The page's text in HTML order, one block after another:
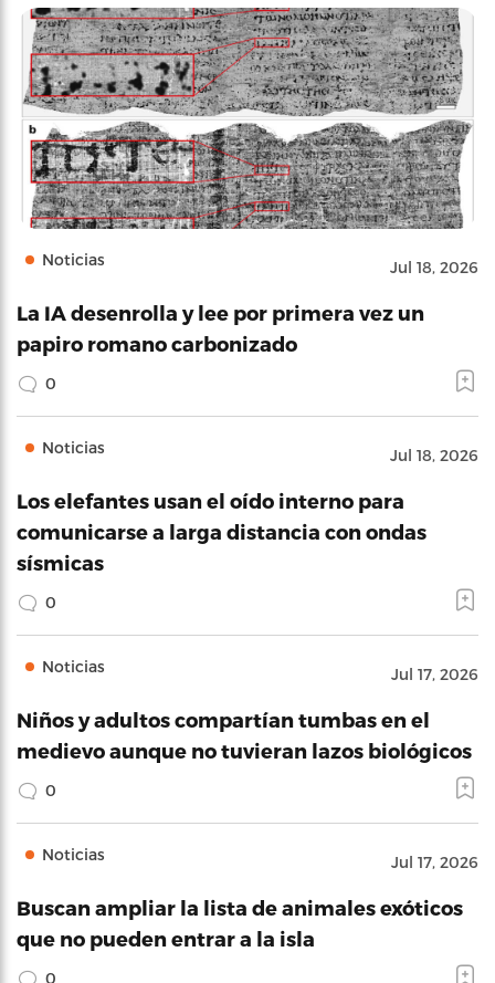
Noticias Jul 18, 2026
La IA desenrolla y lee por primera vez un
papiro romano carbonizado
0
Noticias Jul 18, 2026
Los elefantes usan el oído interno para
comunicarse a larga distancia con ondas
sísmicas
0
Noticias Jul 17, 2026
Niños y adultos compartían tumbas en el
medievo aunque no tuvieran lazos biológicos
0
Noticias Jul 17, 2026
Buscan ampliar la lista de animales exóticos
que no pueden entrar a la isla
0